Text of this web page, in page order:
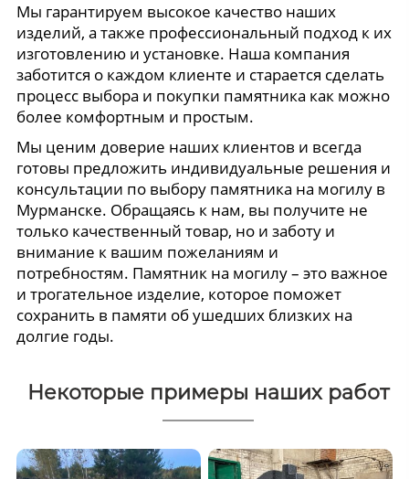
Мы гарантируем высокое качество наших
изделий, а также профессиональный подход к их
изготовлению и установке. Наша компания
заботится о каждом клиенте и старается сделать
процесс выбора и покупки памятника как можно
более комфортным и простым.
Мы ценим доверие наших клиентов и всегда
готовы предложить индивидуальные решения и
консультации по выбору памятника на могилу в
Мурманске. Обращаясь к нам, вы получите не
только качественный товар, но и заботу и
внимание к вашим пожеланиям и
потребностям. Памятник на могилу – это важное
и трогательное изделие, которое поможет
сохранить в памяти об ушедших близких на
долгие годы.
Некоторые примеры наших работ